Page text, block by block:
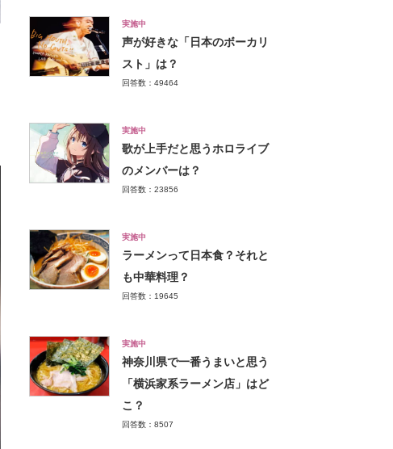
実施中
声が好きな「日本のボーカリ
スト」は？
回答数：49464
実施中
歌が上手だと思うホロライブ
のメンバーは？
回答数：23856
実施中
ラーメンって日本食？それと
も中華料理？
回答数：19645
実施中
神奈川県で一番うまいと思う
「横浜家系ラーメン店」はど
こ？
回答数：8507